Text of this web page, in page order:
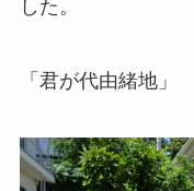
した。
「君が代由緒地」